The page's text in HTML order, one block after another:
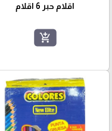
اقلام حبر 6 اقلام
add_shopping_cart